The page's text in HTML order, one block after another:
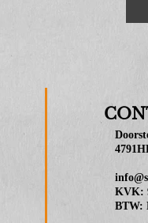
KVK:
BTW: